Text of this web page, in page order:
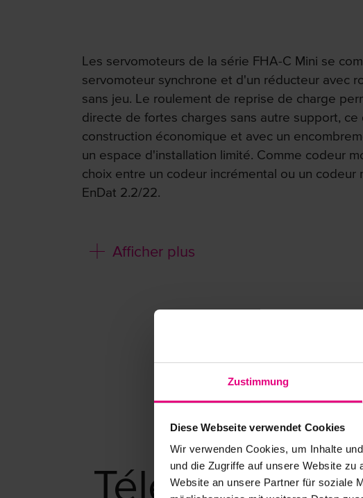
Zustimmung
Diese Webseite verwendet Cookies
Wir verwenden Cookies, um Inhalte
und die Zugriffe auf unsere Website
Website an unsere Partner für soziale
Les servomoteurs de la série FHA-C Mini se
servomoteur synchrone et d'un réducteur avec
sans jeu. Le roulement de reprise de charge
directe de fortes charges sans autre support,
construction économique et avec un
un espace d'installation limité. Comme codeur
choix entre un codeur incrémental ou un codeur
EnDat 2.2/22.
Caractéristiques :
Roulement de sortie intégré avec un haut
Longueur courte
Afficher plus